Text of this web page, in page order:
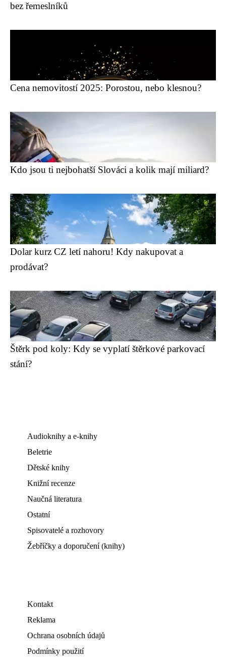
bez řemeslníků
Cena nemovitostí 2025: Porostou, nebo klesnou?
Kdo jsou ti nejbohatší Slováci a kolik mají miliard?
Dolar kurz CZ letí nahoru! Kdy nakupovat a
prodávat?
Štěrk pod koly: Kdy se vyplatí štěrkové parkovací
stání?
Audioknihy a e-knihy
Beletrie
Dětské knihy
Knižní recenze
Naučná literatura
Ostatní
Spisovatelé a rozhovory
Žebříčky a doporučení (knihy)
Kontakt
Reklama
Ochrana osobních údajů
Podmínky použití